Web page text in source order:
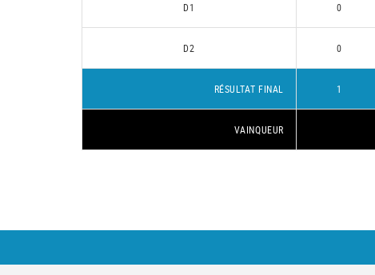
D1 0
D2 0
RÉSULTAT FINAL 1
VAINQUEUR